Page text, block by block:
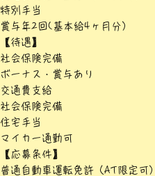
特別手当
賞与年2回(基本給4ヶ月分）
【待遇】
社会保険完備
ボーナス・賞与あり
交通費支給
社会保険完備
住宅手当
マイカー通勤可
【応募条件】
普通自動車運転免許（AT限定可）